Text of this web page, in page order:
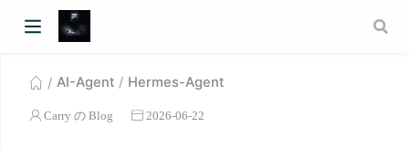
AI-Agent Hermes-Agent
Carry の Blog 2026-06-22